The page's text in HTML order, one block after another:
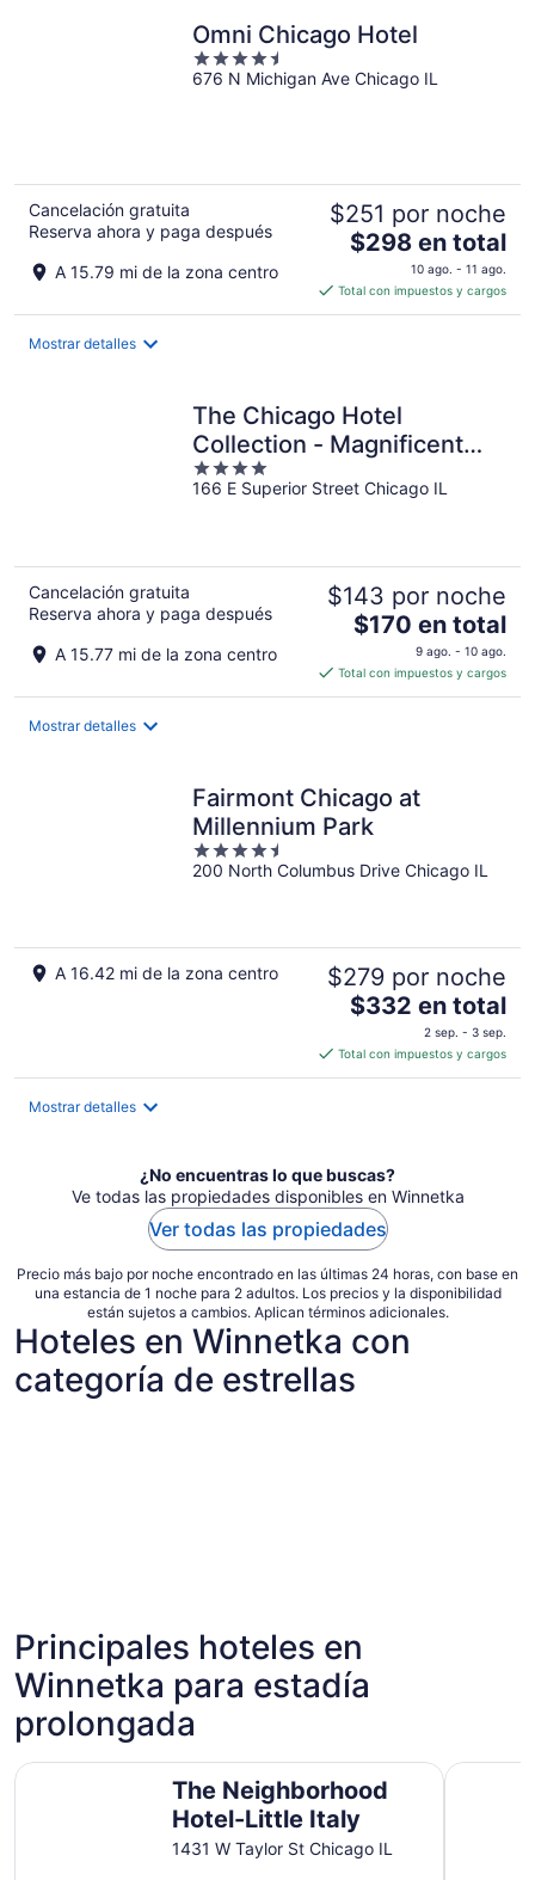
por
noche
Omni Chicago Hotel
4.5
out
676 N Michigan Ave Chicago IL
Cancelación gratuita
Reserva ahora y paga después
A 15.79 mi de la zona centro
$251 por noche
El
es
de
por
noche
$298 en total
10 ago. - 11 ago.
Total con impuestos y cargos
Mostrar detalles
The Chicago Hotel
Collection - Magnificent
Mile
4
out
166 E Superior Street Chicago IL
Cancelación gratuita
Reserva ahora y paga después
A 15.77 mi de la zona centro
$143 por noche
El
es
de
por
noche
$170 en total
9 ago. - 10 ago.
Total con impuestos y cargos
Mostrar detalles
Fairmont Chicago at
Millennium Park
4.5
out
200 North Columbus Drive Chicago IL
A 16.42 mi de la zona centro $279 por noche
El
es
de
por
noche
$332 en total
2 sep. - 3 sep.
Total con impuestos y cargos
Mostrar detalles
¿No encuentras lo que buscas?
Ve todas las propiedades disponibles en Winnetka
Ver todas las propiedades
Precio más bajo por noche encontrado en las últimas 24 horas, con base en
una estancia de 1 noche para 2 adultos. Los precios y la disponibilidad
están sujetos a cambios. Aplican términos adicionales.
Hoteles en Winnetka con
categoría de estrellas
Hoteles de 5 estrellas
10 propiedades
Principales hoteles en
Winnetka para estadía
prolongada
The Neighborhood
Hotel-Little Italy
1431 W Taylor St Chicago IL
The Neighborhood Hotel-Little Italy Kasa